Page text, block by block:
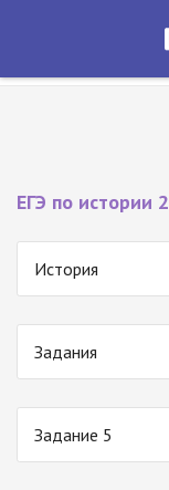
ЕГЭ по истории
История
Задания
Задание 5